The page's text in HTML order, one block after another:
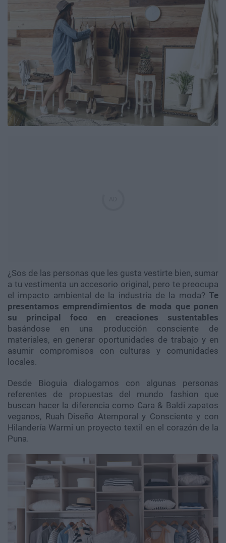
¿Sos de las personas que les gusta vestirte bien, sumar
a tu vestimenta un accesorio original, pero te preocupa
el impacto ambiental de la industria de la moda? Te
presentamos emprendimientos de moda que ponen
su principal foco en creaciones sustentables
basándose en una producción consciente de
materiales, en generar oportunidades de trabajo y en
asumir compromisos con culturas y comunidades
locales.
Desde Bioguia dialogamos con algunas personas
referentes de propuestas del mundo fashion que
buscan hacer la diferencia como Cara & Baldi zapatos
veganos, Ruah Diseño Atemporal y Consciente y con
Hilandería Warmi un proyecto textil en el corazón de la
Puna.